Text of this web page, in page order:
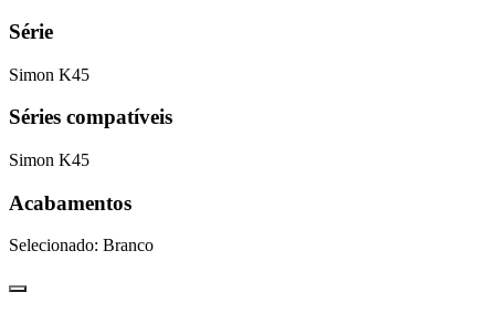
Série
Simon K45
Séries compatíveis
Simon K45
Acabamentos
Selecionado: Branco